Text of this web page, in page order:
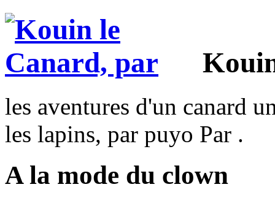
les aventures d'un canard
les lapins, par puyo Par .
A la mode du clown